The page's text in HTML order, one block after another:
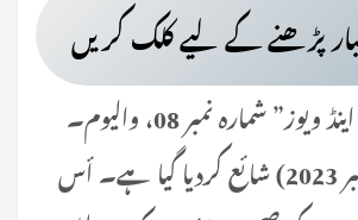
پڑھنے کے لیے کلک کریں
دی ویٹرنری نیوز اینڈ ویوز” شمارہ نمبر 08، والیوم۔
19 (23-31 دسمبر 2023) شائع كرديا گيا ہے۔ أس